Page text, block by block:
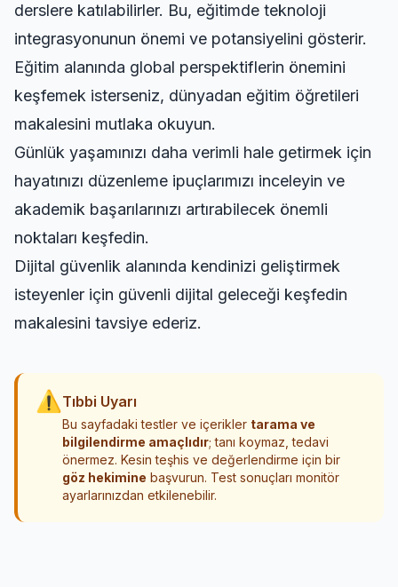
derslere katılabilirler. Bu, eğitimde teknoloji
integrasyonunun önemi ve potansiyelini gösterir.
Eğitim alanında global perspektiflerin önemini
keşfemek isterseniz, dünyadan eğitim öğretileri
makalesini mutlaka okuyun.
Günlük yaşamınızı daha verimli hale getirmek için
hayatınızı düzenleme ipuçlarımızı inceleyin ve
akademik başarılarınızı artırabilecek önemli
noktaları keşfedin.
Dijital güvenlik alanında kendinizi geliştirmek
isteyenler için güvenli dijital geleceği keşfedin
makalesini tavsiye ederiz.
⚠ Tıbbi Uyarı
Bu sayfadaki testler ve içerikler tarama ve
bilgilendirme amaçlıdır; tanı koymaz, tedavi
önermez. Kesin teşhis ve değerlendirme için bir
göz hekimine başvurun. Test sonuçları monitör
ayarlarınızdan etkilenebilir.